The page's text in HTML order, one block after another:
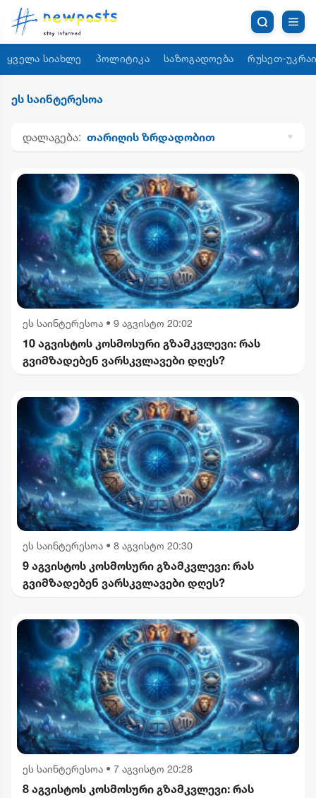
ყველა სიახლე პოლიტიკა საზოგადოება რუსეთ-
ეს საინტერესოა
დალაგება: თარიღის ზრდადობით
ეს საინტერესოა • 9 აგვისტო 20:02
10 აგვისტოს კოსმოსური გზამკვლევი: რას
გვიმზადებენ ვარსკვლავები დღეს?
ეს საინტერესოა • 8 აგვისტო 20:30
9 აგვისტოს კოსმოსური გზამკვლევი: რას
გვიმზადებენ ვარსკვლავები დღეს?
ეს საინტერესოა • 7 აგვისტო 20:28
8 აგვისტოს კოსმოსური გზამკვლევი: რას